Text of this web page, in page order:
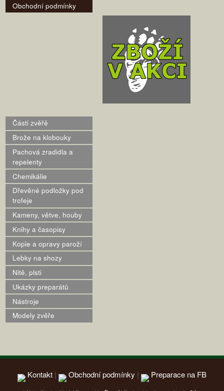
Obchodní podmínky
Části zvěřě
Brože na klobouky
Pachová zradidla a
repelenty
Chemikálie
Dřevěné podložky pod
trofeje
Kameny, větve, houby
Knihy a časopisy
Kopie a opravy paroží
Lebky na shozy
Nitě, plsti
Ukázky preparátů
Nástroje
Modely zvěře
Kontakt | Obchodní podmínky | Preparace na FB